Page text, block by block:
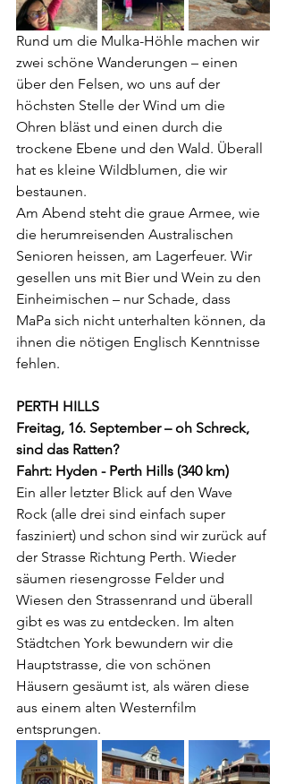
Rund um die Mulka-Höhle machen wir
zwei schöne Wanderungen – einen
über den Felsen, wo uns auf der
höchsten Stelle der Wind um die
Ohren bläst und einen durch die
trockene Ebene und den Wald. Überall
hat es kleine Wildblumen, die wir
bestaunen.
Am Abend steht die graue Armee, wie
die herumreisenden Australischen
Senioren heissen, am Lagerfeuer. Wir
gesellen uns mit Bier und Wein zu den
Einheimischen – nur Schade, dass
MaPa sich nicht unterhalten können, da
ihnen die nötigen Englisch Kenntnisse
fehlen.
PERTH HILLS
Freitag, 16. September – oh Schreck,
sind das Ratten?
Fahrt: Hyden - Perth Hills (340 km)
Ein aller letzter Blick auf den Wave
Rock (alle drei sind einfach super
fasziniert) und schon sind wir zurück auf
der Strasse Richtung Perth. Wieder
säumen riesengrosse Felder und
Wiesen den Strassenrand und überall
gibt es was zu entdecken. Im alten
Städtchen York bewundern wir die
Hauptstrasse, die von schönen
Häusern gesäumt ist, als wären diese
aus einem alten Westernfilm
entsprungen.